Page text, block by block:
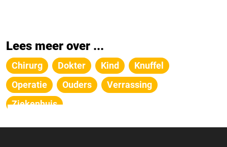
Lees meer over ...
Chirurg Dokter Kind
Knuffel
Operatie
Ouders
Verrassing
Ziekenhuis